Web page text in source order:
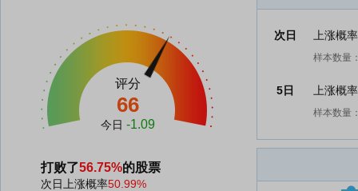
评分
66
今日 -1.09
打败了56.75%的股票
次日上涨概率50.99%
次日 上涨概
样本数量
5日 上涨概
样本数量